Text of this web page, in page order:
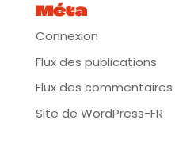
Méta
Connexion
Flux des publications
Flux des commentaires
Site de WordPress-FR